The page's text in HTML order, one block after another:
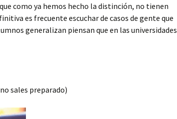
como ya hemos hecho la distinción, no tienen
es frecuente escuchar de casos de gente que
generalizan piensan que en las universidades
sales preparado)